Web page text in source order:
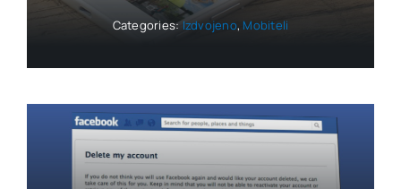
Categories:Izdvojeno, Mobiteli